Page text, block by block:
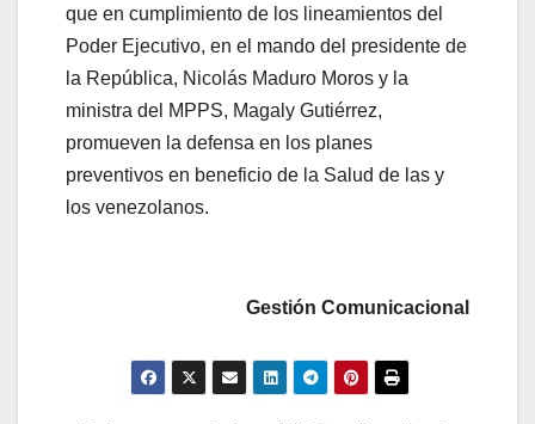
que en cumplimiento de los lineamientos del
Poder Ejecutivo, en el mando del presidente de
la República, Nicolás Maduro Moros y la
ministra del MPPS, Magaly Gutiérrez,
promueven la defensa en los planes
preventivos en beneficio de la Salud de las y
los venezolanos.
Gestión Comunicacional